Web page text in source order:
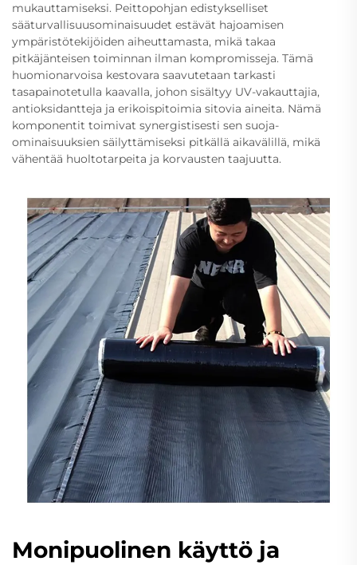
mukauttamiseksi. Peittopohjan edistykselliset
sääturvallisuusominaisuudet estävät hajoamisen
ympäristötekijöiden aiheuttamasta, mikä takaa
pitkäjänteisen toiminnan ilman kompromisseja. Tämä
huomionarvoisa kestovara saavutetaan tarkasti
tasapainotetulla kaavalla, johon sisältyy UV-vakauttajia,
antioksidantteja ja erikoispitoimia sitovia aineita. Nämä
komponentit toimivat synergistisesti sen suoja-
ominaisuuksien säilyttämiseksi pitkällä aikavälillä, mikä
vähentää huoltotarpeita ja korvausten taajuutta.
Monipuolinen käyttö ja